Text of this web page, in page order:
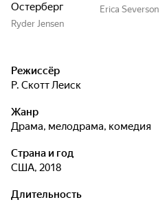
Остерберг
Ryder Jensen
Erica Severson
Режиссёр
Р. Скотт Леиск
Жанр
драма, мелодрама, комедия
Страна и год
США, 2018
Длительность